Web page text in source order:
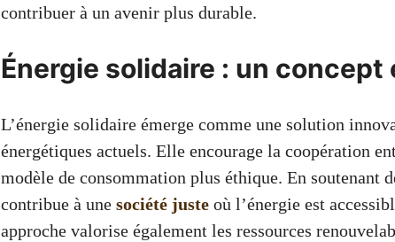
contribuer à un avenir plus durable.
Énergie solidaire : un concept
L’énergie solidaire émerge comme une solution
énergétiques actuels. Elle encourage la coopération
modèle de consommation plus éthique. En soutenant
contribue à une société juste où l’énergie est
approche valorise également les ressources